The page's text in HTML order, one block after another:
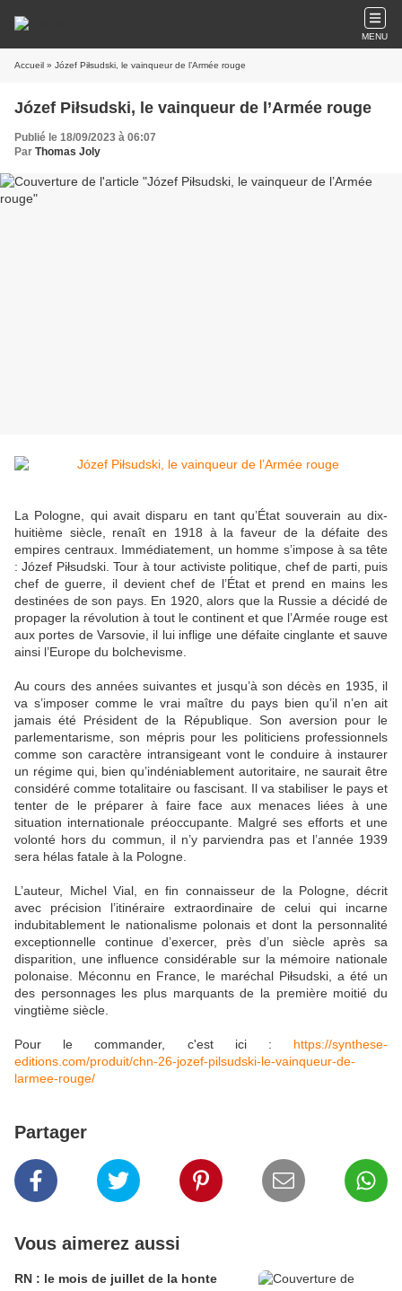
MENU
Accueil » Józef Piłsudski, le vainqueur de l’Armée rouge
Józef Piłsudski, le vainqueur de l’Armée rouge
Publié le 18/09/2023 à 06:07
Par Thomas Joly
La Pologne, qui avait disparu en tant qu’État souverain au dix-
huitième siècle, renaît en 1918 à la faveur de la défaite des
empires centraux. Immédiatement, un homme s’impose à sa tête
: Józef Piłsudski. Tour à tour activiste politique, chef de parti, puis
chef de guerre, il devient chef de l’État et prend en mains les
destinées de son pays. En 1920, alors que la Russie a décidé de
propager la révolution à tout le continent et que l’Armée rouge est
aux portes de Varsovie, il lui inflige une défaite cinglante et sauve
ainsi l’Europe du bolchevisme.
Au cours des années suivantes et jusqu’à son décès en 1935, il
va s’imposer comme le vrai maître du pays bien qu’il n’en ait
jamais été Président de la République. Son aversion pour le
parlementarisme, son mépris pour les politiciens professionnels
comme son caractère intransigeant vont le conduire à instaurer
un régime qui, bien qu’indéniablement autoritaire, ne saurait être
considéré comme totalitaire ou fascisant. Il va stabiliser le pays et
tenter de le préparer à faire face aux menaces liées à une
situation internationale préoccupante. Malgré ses efforts et une
volonté hors du commun, il n’y parviendra pas et l’année 1939
sera hélas fatale à la Pologne.
L’auteur, Michel Vial, en fin connaisseur de la Pologne, décrit
avec précision l’itinéraire extraordinaire de celui qui incarne
indubitablement le nationalisme polonais et dont la personnalité
exceptionnelle continue d’exercer, près d’un siècle après sa
disparition, une influence considérable sur la mémoire nationale
polonaise. Méconnu en France, le maréchal Piłsudski, a été un
des personnages les plus marquants de la première moitié du
vingtième siècle.
Pour le commander, c'est ici : https://synthese-
editions.com/produit/chn-26-jozef-pilsudski-le-vainqueur-de-
larmee-rouge/
Partager
Vous aimerez aussi
RN : le mois de juillet de la honte